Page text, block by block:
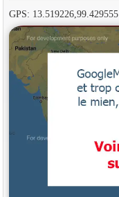
GPS: 13.519226,99.429555